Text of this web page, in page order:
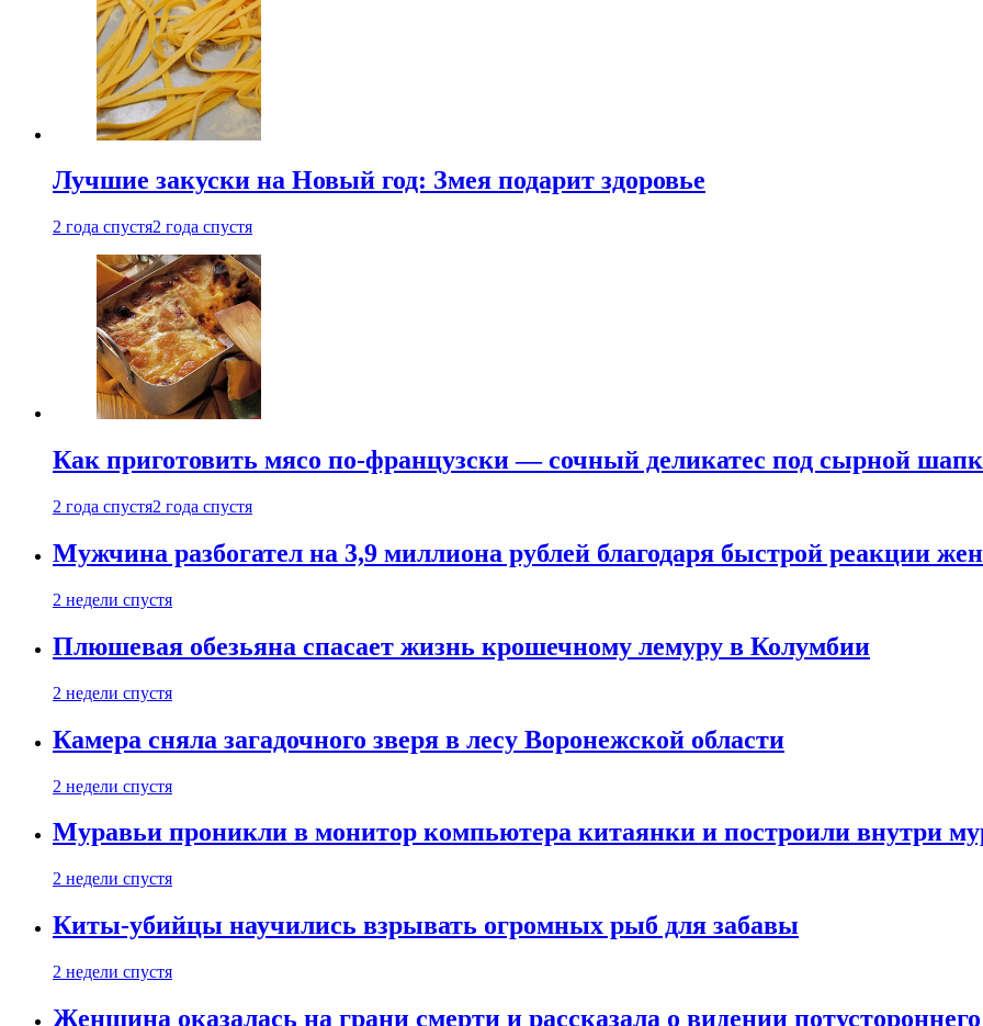
Лучшие закуски на Новый год: Змея подарит здоровье
2 года спустя2 года спустя
Как приготовить мясо по-французски — сочный деликатес под сырной
2 года спустя2 года спустя
Мужчина разбогател на 3,9 миллиона рублей благодаря быстрой реакции
2 недели спустя
Плюшевая обезьяна спасает жизнь крошечному лемуру в Колумбии
2 недели спустя
Камера сняла загадочного зверя в лесу Воронежской области
2 недели спустя
Муравьи проникли в монитор компьютера китаянки и построили внутри
2 недели спустя
Киты-убийцы научились взрывать огромных рыб для забавы
2 недели спустя
Женщина оказалась на грани смерти и рассказала о видении